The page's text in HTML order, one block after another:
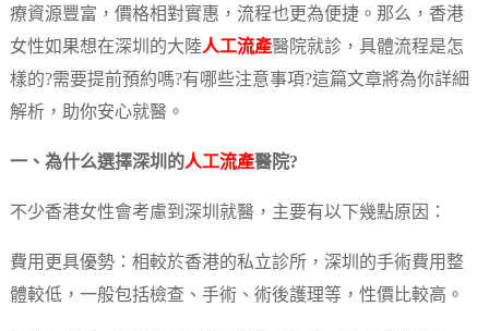
療資源豐富，價格相對實惠，流程也更為便捷。那么，香港
女性如果想在深圳的大陸人工流產醫院就診，具體流程是怎
樣的?需要提前預約嗎?有哪些注意事項?這篇文章將為你詳細
解析，助你安心就醫。
一、為什么選擇深圳的人工流產醫院?
不少香港女性會考慮到深圳就醫，主要有以下幾點原因：
費用更具優勢：相較於香港的私立診所，深圳的手術費用整
體較低，一般包括檢查、手術、術後護理等，性價比較高。